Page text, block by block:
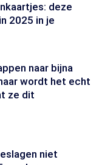
deze
2025 in je
naar bijna
wordt het echt
ze dit
niet